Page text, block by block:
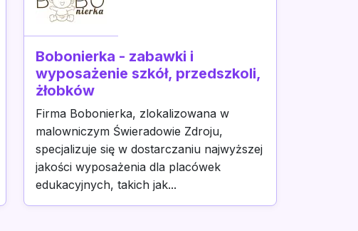
Bobonierka - zabawki i
wyposażenie szkół, przedszkoli,
żłobków
Firma Bobonierka, zlokalizowana w
malowniczym Świeradowie Zdroju,
specjalizuje się w dostarczaniu najwyższej
jakości wyposażenia dla placówek
edukacyjnych, takich jak...